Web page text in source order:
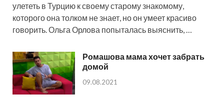
улететь в Турцию к своему старому знакомому,
которого она толком не знает, но он умеет красиво
говорить. Ольга Орлова попыталась выяснить, …
Ромашова мама хочет забрать
домой
09.08.2021